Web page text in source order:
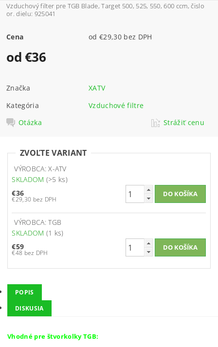
Vzduchový filter pre TGB Blade, Target 500, 525, 550, 600 ccm, čislo
or. dielu: 925041
Cena od €29,30 bez DPH
od €36
Značka
XATV
Kategória
Vzduchové filtre
Otázka
Strážiť cenu
ZVOĽTE VARIANT
VÝROBCA: X-ATV
SKLADOM (>5 ks)
€36
€29,30 bez DPH
VÝROBCA: TGB
SKLADOM (1 ks)
€59
€48 bez DPH
POPIS
DISKUSIA
Vhodné pre štvorkolky TGB: